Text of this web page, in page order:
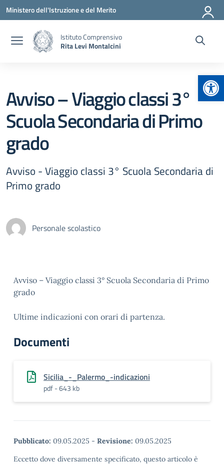
Vai ai contenuti
Vai al menu di navigazione
Vai al footer
Ministero dell'Istruzione e del Merito
Istituto Comprensivo
Rita Levi Montalcini
Avviso – Viaggio classi 3°
Scuola Secondaria di Primo
grado
Avviso - Viaggio classi 3° Scuola Secondaria di
Primo grado
Personale scolastico
Avviso – Viaggio classi 3° Scuola Secondaria di Primo
grado
Ultime indicazioni con orari di partenza.
Documenti
Sicilia_-_Palermo_-indicazioni
pdf - 643 kb
Pubblicato: 09.05.2025 - Revisione: 09.05.2025
Eccetto dove diversamente specificato, questo articolo è